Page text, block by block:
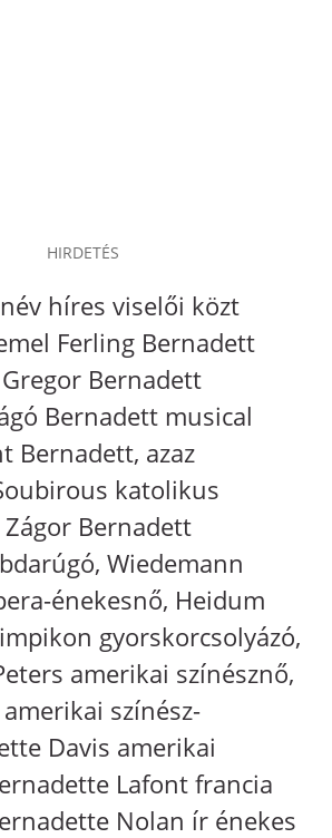
HIRDETÉS
híres viselői közt
Ferling Bernadett
Bernadett
Bernadett musical
Bernadett, azaz
katolikus
Bernadett
Wiedemann
énekesnő, Heidum
gyorskorcsolyázó,
amerikai színésznő,
színész-
Davis amerikai
Lafont francia
Nolan ír énekes